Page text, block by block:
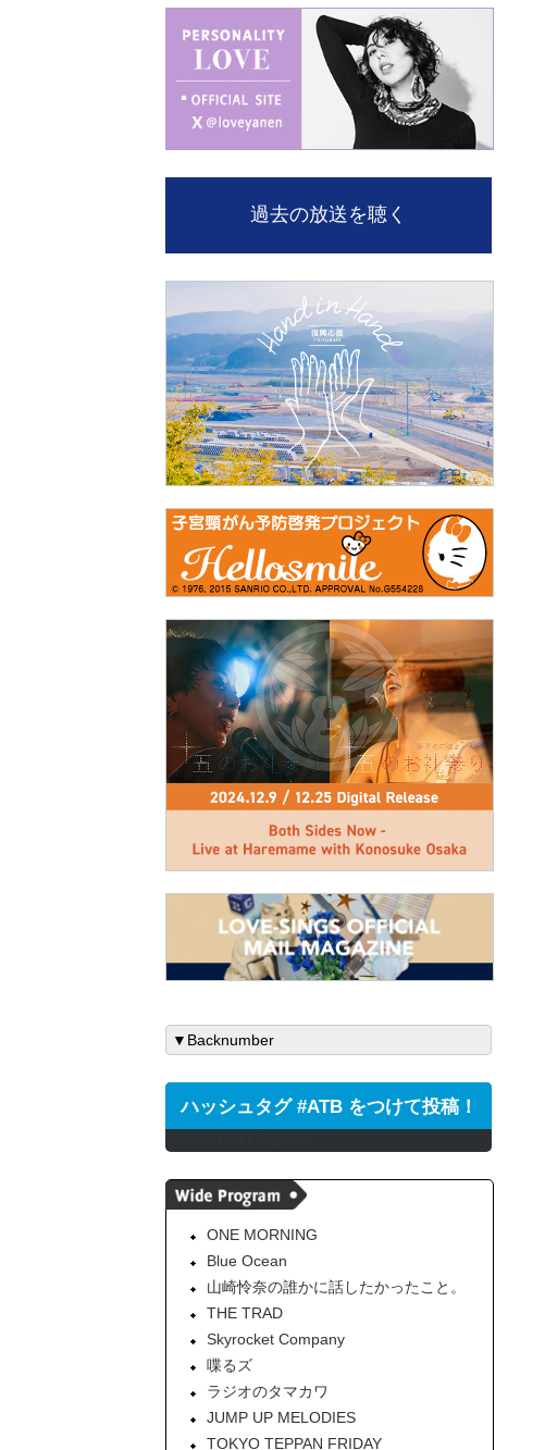
過去の放送を聴く
ハッシュタグ #ATB をつけて投稿！
ONE MORNING
Blue Ocean
山崎怜奈の誰かに話したかったこと。
THE TRAD
Skyrocket Company
喋るズ
ラジオのタマカワ
JUMP UP MELODIES
TOKYO TEPPAN FRIDAY